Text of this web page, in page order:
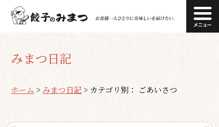
みまつ日記
ホーム > みまつ日記 > カテゴリ別： ごあいさつ